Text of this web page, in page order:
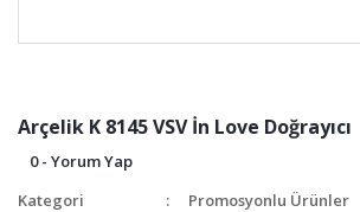
Arçelik K 8145 VSV İn Love Doğrayıcı
0 - Yorum Yap
Kategori
Promosyonlu Ürünler